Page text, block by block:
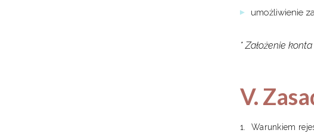
umożliwienie
* Założenie
V.
Warunkiem